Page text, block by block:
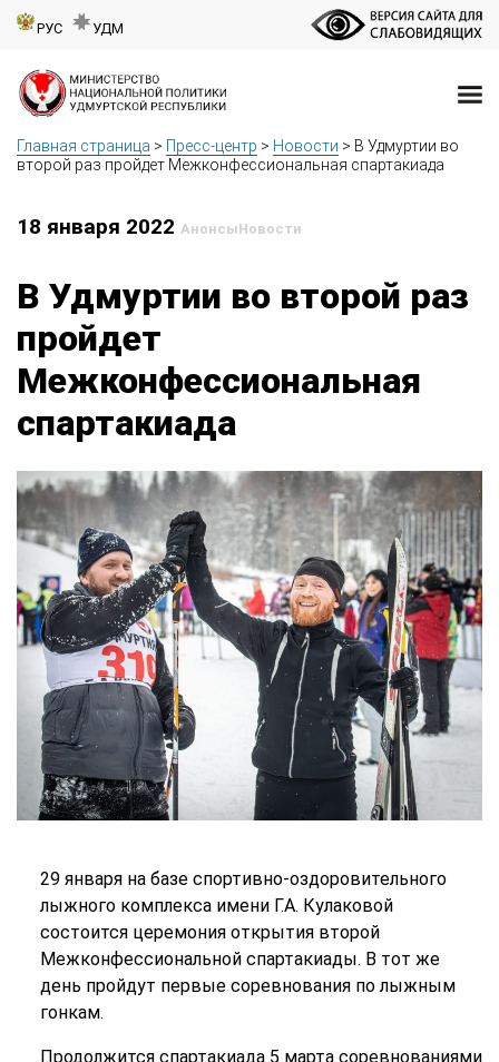
РУС УДМ
Главная страница > Пресс-центр > Новости > В Удмуртии во
второй раз пройдет Межконфессиональная спартакиада
18 января 2022 АнонсыНовости
В Удмуртии во второй раз
пройдет
Межконфессиональная
спартакиада
29 января на базе спортивно-оздоровительного
лыжного комплекса имени Г.А. Кулаковой
состоится церемония открытия второй
Межконфессиональной спартакиады. В тот же
день пройдут первые соревнования по лыжным
гонкам.
Продолжится спартакиада 5 марта соревнованиями